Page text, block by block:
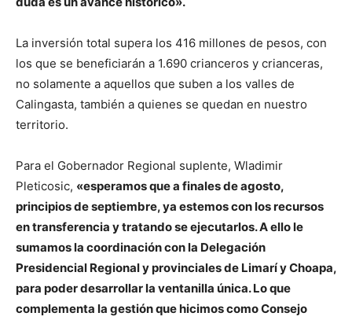
La inversión total supera los 416 millones de pesos, con
los que se beneficiarán a 1.690 crianceros y crianceras,
no solamente a aquellos que suben a los valles de
Calingasta, también a quienes se quedan en nuestro
territorio.
Para el Gobernador Regional suplente, Wladimir
Pleticosic, «esperamos que a finales de agosto,
principios de septiembre, ya estemos con los recursos
en transferencia y tratando se ejecutarlos. A ello le
sumamos la coordinación con la Delegación
Presidencial Regional y provinciales de Limarí y Choapa,
para poder desarrollar la ventanilla única. Lo que
complementa la gestión que hicimos como Consejo